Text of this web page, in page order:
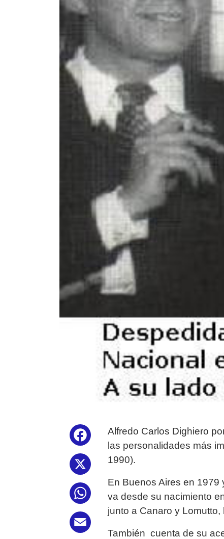
Facebook
WhatsApp
Alfredo Carlos Dighiero
las personalidades más
1990).
En Buenos Aires en 1979
va desde su nacimiento
junto a Canaro y
También cuenta de su